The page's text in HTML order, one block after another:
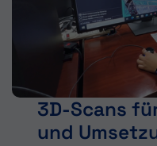
3D-Scans
und